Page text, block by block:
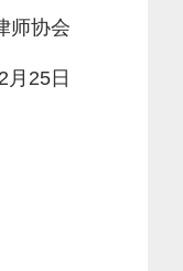
师协会
月25日